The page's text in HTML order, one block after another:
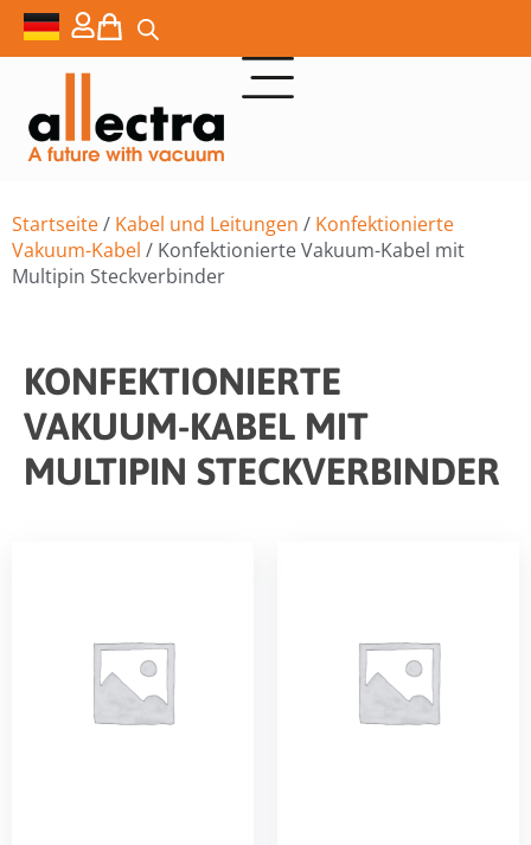
Startseite/ Kabel und Leitungen / Konfektionierte
Vakuum-Kabel / Konfektionierte Vakuum-Kabel mit
Multipin Steckverbinder
KONFEKTIONIERTE
VAKUUM-KABEL MIT
MULTIPIN STECKVERBINDER